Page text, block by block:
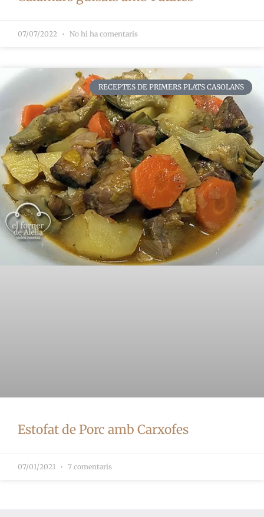
07/07/2022 No hi ha comentaris
RECEPTES DE PRIMERS PLATS CASOLANS
Estofat de Porc amb Carxofes
07/01/2021 7 comentaris